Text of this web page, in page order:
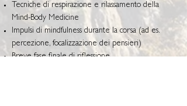
Tecniche di respirazione e rilassamento della
Mind-Body Medicine
Impulsi di mindfulness durante la corsa (ad es.
percezione, focalizzazione dei pensieri)
Breve fase finale di riflessione